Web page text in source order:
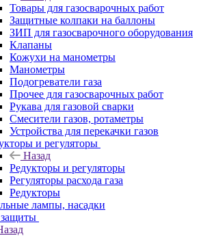
Товары для газосварочных работ
Защитные колпаки на баллоны
ЗИП для газосварочного оборудования
Клапаны
Кожухи на манометры
Манометры
Подогреватели газа
Прочее для газосварочных работ
Рукава для газовой сварки
Смесители газов, ротаметры
Устройства для перекачки газов
и регуляторы
Назад
Редукторы и регуляторы
Регуляторы расхода газа
Редукторы
лампы, насадки
защиты